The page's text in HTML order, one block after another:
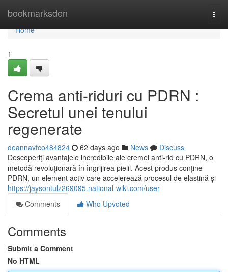
bookmarksden
Home
Home
1
Crema anti-riduri cu PDRN :
Secretul unei tenului
regenerate
deannavfco484824 62 days ago News
Discuss
Descoperiți avantajele incredibile ale cremei anti-rid cu PDRN, o
metodă revoluționară în îngrijirea pielii. Acest produs conține
PDRN, un element activ care accelerează procesul de elastină și
https://jaysontulz269095.national-wiki.com/user
Comments
Who Upvoted
Comments
Submit a Comment
No HTML